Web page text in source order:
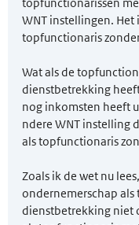
WNT instellingen. Het
topfunctionaris
Wat als de
dienstbetrekking
nog inkomsten heeft
ndere WNT instelling
als topfunctionaris
Zoals ik de wet nu
ondernemerschap
dienstbetrekking niet